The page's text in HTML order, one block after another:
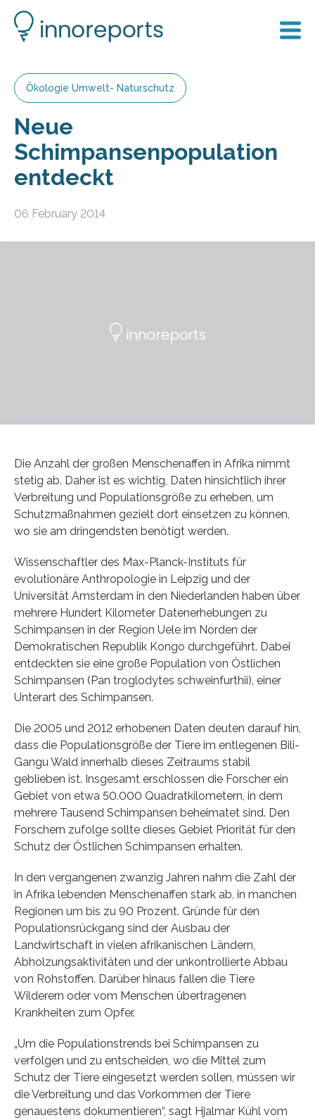
Ökologie Umwelt- Naturschutz
Neue
Schimpansenpopulation
entdeckt
06 February 2014
Die Anzahl der großen Menschenaffen in Afrika nimmt
stetig ab. Daher ist es wichtig, Daten hinsichtlich ihrer
Verbreitung und Populationsgröße zu erheben, um
Schutzmaßnahmen gezielt dort einsetzen zu können,
wo sie am dringendsten benötigt werden.
Wissenschaftler des Max-Planck-Instituts für
evolutionäre Anthropologie in Leipzig und der
Universität Amsterdam in den Niederlanden haben über
mehrere Hundert Kilometer Datenerhebungen zu
Schimpansen in der Region Uele im Norden der
Demokratischen Republik Kongo durchgeführt. Dabei
entdeckten sie eine große Population von Östlichen
Schimpansen (Pan troglodytes schweinfurthii), einer
Unterart des Schimpansen.
Die 2005 und 2012 erhobenen Daten deuten darauf hin,
dass die Populationsgröße der Tiere im entlegenen Bili-
Gangu Wald innerhalb dieses Zeitraums stabil
geblieben ist. Insgesamt erschlossen die Forscher ein
Gebiet von etwa 50.000 Quadratkilometern, in dem
mehrere Tausend Schimpansen beheimatet sind. Den
Forschern zufolge sollte dieses Gebiet Priorität für den
Schutz der Östlichen Schimpansen erhalten.
In den vergangenen zwanzig Jahren nahm die Zahl der
in Afrika lebenden Menschenaffen stark ab, in manchen
Regionen um bis zu 90 Prozent. Gründe für den
Populationsrückgang sind der Ausbau der
Landwirtschaft in vielen afrikanischen Ländern,
Abholzungsaktivitäten und der unkontrollierte Abbau
von Rohstoffen. Darüber hinaus fallen die Tiere
Wilderern oder vom Menschen übertragenen
Krankheiten zum Opfer.
„Um die Populationstrends bei Schimpansen zu
verfolgen und zu entscheiden, wo die Mittel zum
Schutz der Tiere eingesetzt werden sollen, müssen wir
die Verbreitung und das Vorkommen der Tiere
genauestens dokumentieren“, sagt Hjalmar Kühl vom